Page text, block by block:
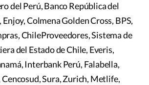
del Perú, Banco República del
Colmena Golden Cross, BPS,
ChileProveedores, Sistema de
del Estado de Chile, Everis,
Interbank Perú, Falabella,
Cencosud, Sura, Zurich, Metlife,